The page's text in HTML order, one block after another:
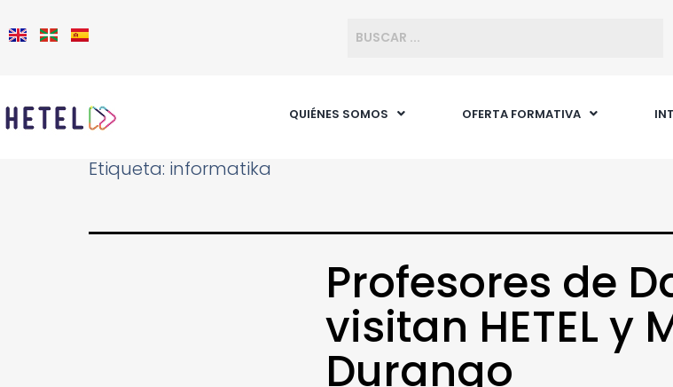
QUIÉNES SOMOS OFERTA FORMATIVA
Etiqueta: informatika
Profesores de
visitan HETEL y
Durango